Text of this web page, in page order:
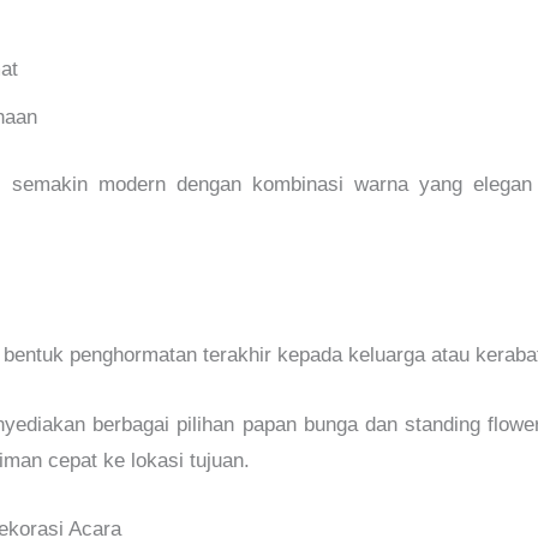
semakin modern dengan kombinasi warna yang
penghormatan terakhir kepada keluarga atau
berbagai pilihan papan bunga dan standing
cepat ke lokasi tujuan.
Acara